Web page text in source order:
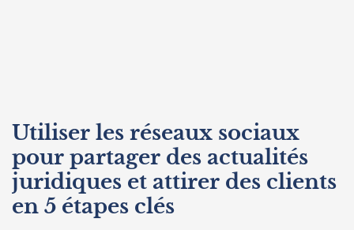
Utiliser les réseaux sociaux
pour partager des actualités
juridiques et attirer des clients
en 5 étapes clés